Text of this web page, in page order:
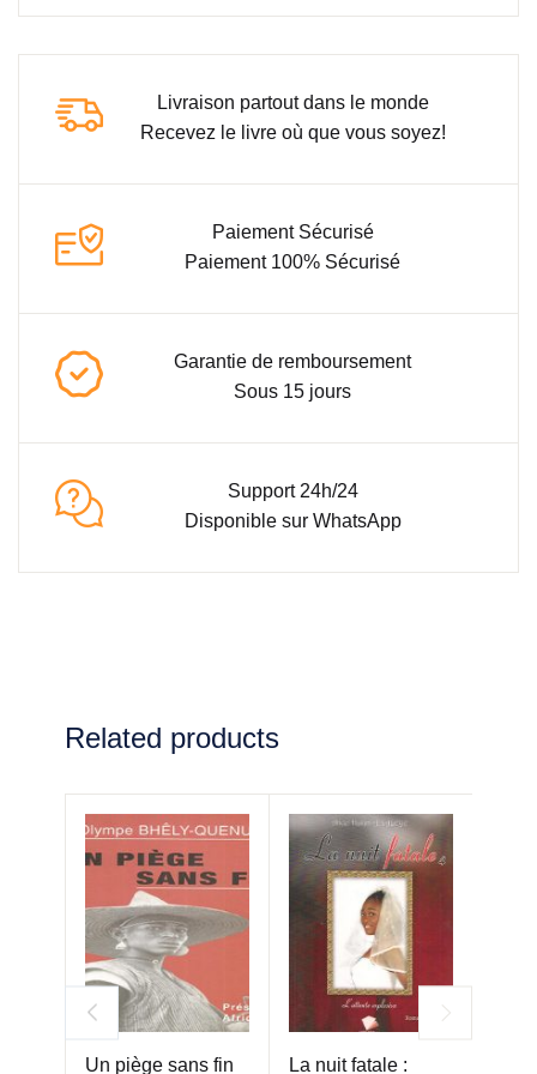
Livraison partout dans le monde
Recevez le livre où que vous soyez!
Paiement Sécurisé
Paiement 100% Sécurisé
Garantie de remboursement
Sous 15 jours
Support 24h/24
Disponible sur WhatsApp
Related products
Un piège sans fin
La nuit fatale :